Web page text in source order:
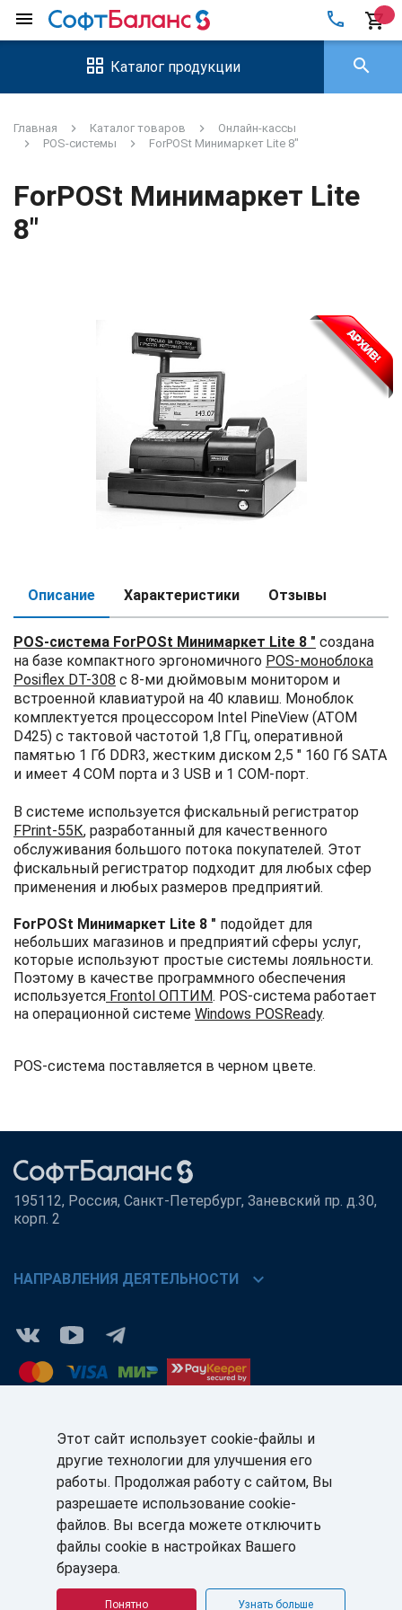
menu local_phone shopping_cart
Каталог продукции search
Главная Каталог товаров
Онлайн-кассы
POS-системы
ForPOSt Минимаркет Lite 8"
ForPOSt Минимаркет Lite
8"
Описание Характеристики Отзывы
POS-система ForPOSt Минимаркет Lite 8 " создана
на базе компактного эргономичного POS-моноблока
Posiflex DT-308 с 8-ми дюймовым монитором и
встроенной клавиатурой на 40 клавиш. Моноблок
комплектуется процессором Intel PineView (ATOM
D425) с тактовой частотой 1,8 ГГц, оперативной
памятью 1 Гб DDR3, жестким диском 2,5 " 160 Гб SATA
и имеет 4 COM порта и 3 USB и 1 COM-порт.
В системе используется фискальный регистратор
FPrint-55К, разработанный для качественного
обслуживания большого потока покупателей. Этот
фискальный регистратор подходит для любых сфер
применения и любых размеров предприятий.
ForPOSt Минимаркет Lite 8 " подойдет для
небольших магазинов и предприятий сферы услуг,
которые используют простые системы лояльности.
Поэтому в качестве программного обеспечения
используется Frontol ОПТИМ. POS-система работает
на операционной системе Windows POSReady.
POS-система поставляется в черном цвете.
195112, Россия, Санкт-Петербург, Заневский пр. д.30,
корп. 2
НАПРАВЛЕНИЯ ДЕЯТЕЛЬНОСТИ chevron_right
КЛИЕНТАМ:
+7 (812) 327-5141
sale@sb-sale.ru
ПАРТНЁРАМ:
+7 (812) 327-5025
partner@softbalance.ru
Этот сайт использует cookie-файлы и
другие технологии для улучшения его
работы. Продолжая работу с сайтом, Вы
разрешаете использование cookie-
файлов. Вы всегда можете отключить
файлы cookie в настройках Вашего
браузера.
Понятно Узнать больше